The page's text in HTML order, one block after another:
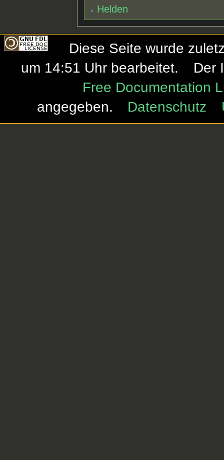
Helden
Diese Seite wurde
um 14:51 Uhr bearbeitet.
Der
Free Documentation
angegeben.
Datenschutz